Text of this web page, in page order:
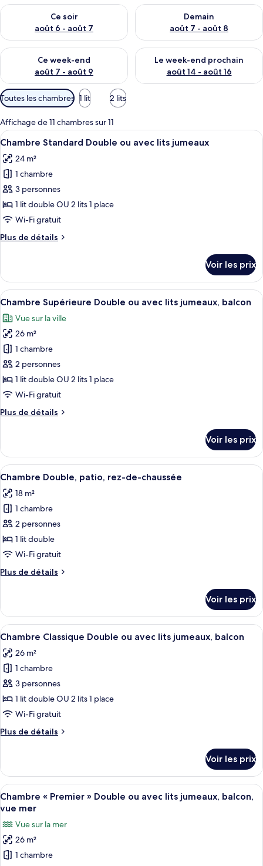
Ce soir
août 6 - août 7
Vérifier la disponibilité pour ce soir août 6 - août 7
Demain
août 7 - août 8
Vérifier la disponibilité pour
Ce week-end
août 7 - août 9
Vérifier la disponibilité pour ce week-end août 7 - août 9
Le week-end prochain
août 14 - août 16
Vérifier la disponibilité pour
Filtres
disponibles
pour
les
chambres
Toutes les chambres 1 lit 2 lits
Affichage de 11 chambres sur 11
Afficher
toutes
les
photos
pour
ce
type
chambre :
Double
ou
avec
lits
jumeaux
Une chambre d’hôtel avec un
5
Chambre Standard Double ou avec lits jumeaux
24 m²
1 chambre
3 personnes
1 lit double OU 2 lits 1 place
Wi-Fi gratuit
Plus de détails
Plus
le
type
de
Chambre
Standard
Double
ou
avec
lits
jumeaux
Voir les prix
Afficher
toutes
les
photos
pour
ce
type
de
chambre :
Chambre
ou
avec
lits
jumeaux,
balcon
Une chambre d’hôtel avec un grand
6
Chambre Supérieure Double ou avec lits jumeaux, balcon
Vue sur la ville
26 m²
1 chambre
2 personnes
1 lit double OU 2 lits 1 place
Wi-Fi gratuit
Plus de détails
Plus
le
type
de
Chambre
Supérieure
ou
avec
lits
jumeaux,
balcon
Voir les prix
Afficher
toutes
les
photos
pour
ce
type
chambre :
patio,
rez-
de-
chaussée
Une chambre d’hôtel avec un grand
5
Chambre Double, patio, rez-de-chaussée
18 m²
1 chambre
2 personnes
1 lit double
Wi-Fi gratuit
Plus de détails
Plus
le
type
de
Chambre
Double,
rez-
de-
chaussée
Voir les prix
Afficher
toutes
les
photos
pour
ce
type
chambre :
Double
ou
avec
lits
jumeaux,
balcon
Une chambre d’hôtel avec un
6
Chambre Classique Double ou avec lits jumeaux, balcon
26 m²
1 chambre
3 personnes
1 lit double OU 2 lits 1 place
Wi-Fi gratuit
Plus de détails
Plus
le
type
de
chambre
Classique
Double
ou
avec
Voir les prix
Afficher
toutes
photos
pour
ce
Une chambre d’hôtel avec un grand
7
Chambre « Premier » Double ou avec lits jumeaux, balcon,
vue mer
Vue sur la mer
26 m²
1 chambre